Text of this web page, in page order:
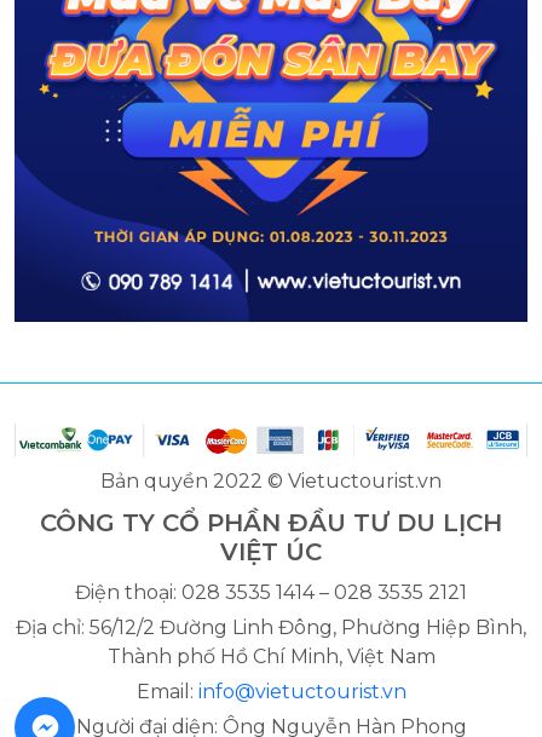
Bản quyền 2022 © Vietuctourist.vn
CÔNG TY CỔ PHẦN ĐẦU TƯ DU LỊCH
VIỆT ÚC
Điện thoại: 028 3535 1414 – 028 3535 2121
Địa chỉ: 56/12/2 Đường Linh Đông, Phường Hiệp Bình,
Thành phố Hồ Chí Minh, Việt Nam
Email: info@vietuctourist.vn
Người đại diện: Ông Nguyễn Hàn Phong